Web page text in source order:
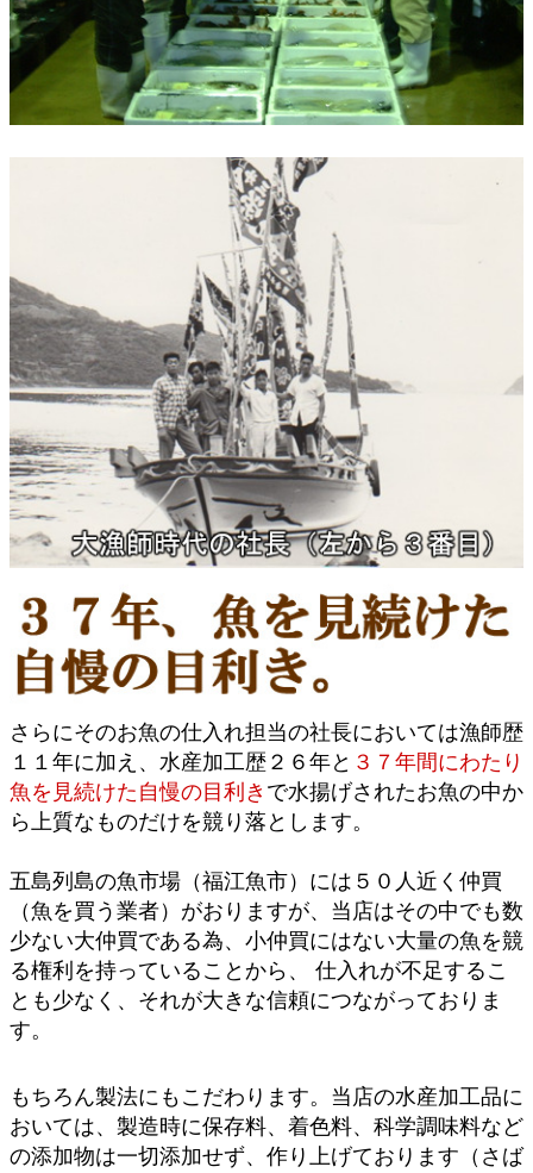
さらにそのお魚の仕入れ担当の社長においては漁師歴
１１年に加え、水産加工歴２６年と ３７年間にわたり
魚を見続けた自慢の目利き で水揚げされたお魚の中か
ら上質なものだけを競り落とします。
五島列島の魚市場（福江魚市）には５０人近く仲買
（魚を買う業者）がおりますが、当店はその中でも数
少ない大仲買である為、小仲買にはない大量の魚を競
る権利を持っていることから、 仕入れが不足するこ
とも少なく、それが大きな信頼につながっておりま
す。
もちろん製法にもこだわります。当店の水産加工品に
おいては、製造時に保存料、着色料、科学調味料など
の添加物は一切添加せず、作り上げております（さば